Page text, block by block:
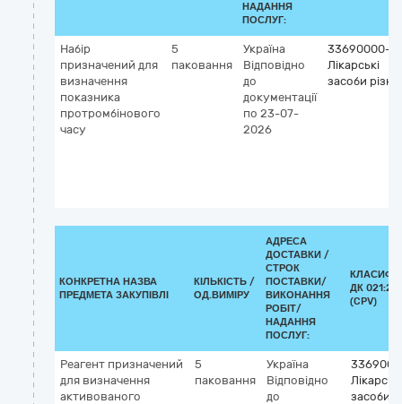
НАДАННЯ
ПОСЛУГ:
Набір
призначений для
визначення
показника
протромбінового
часу
5
паковання
Україна
Відповідно
до
документації
по 23-07-
2026
33690000-3
Лікарські
засоби різні
КОНКРЕТНА НАЗВА
ПРЕДМЕТА ЗАКУПІВЛІ
КІЛЬКІСТЬ /
ОД.ВИМІРУ
АДРЕСА
ДОСТАВКИ /
СТРОК
ПОСТАВКИ/
ВИКОНАННЯ
РОБІТ/
НАДАННЯ
ПОСЛУГ:
ДК
(CPV)
Реагент призначений
для визначення
активованого
5
паковання
Україна
Відповідно
до
Лікарські
засоби